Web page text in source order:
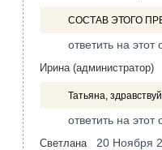
СОСТАВ ЭТОГО
ответить на этот
Ирина (администратор)
Татьяна,
ответить на этот
Светлана 20 Ноября